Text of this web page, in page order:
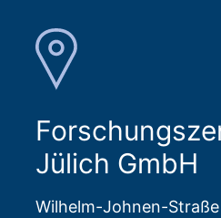
Jülich GmbH
Wilhelm-Johnen-Straße